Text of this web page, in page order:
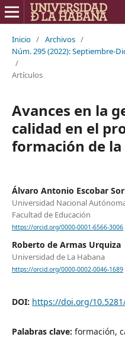
Inicio / Archivos /
Núm. 295 (2022): Septiembre-
/
Artículos
Avances en la
calidad en el
formación de
Álvaro Antonio Escobar
Universidad Nacional
Facultad de Educación
https://orcid.org/0000-0001-6566-3006
Roberto de Armas Urquiza
Universidad de La Habana
https://orcid.org/0000-0002-0046-1689
DOI: https://doi.org/
Palabras clave: formación,